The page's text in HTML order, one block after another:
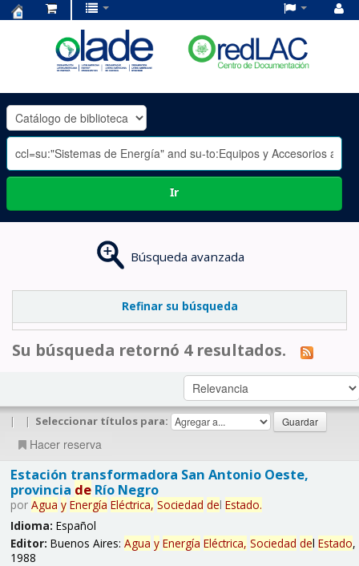
OLADE
-
Ir
Búsqueda avanzada
Refinar su búsqueda
Su búsqueda retornó 4 resultados.
| | Seleccionar títulos para:
Hacer reserva
Estación transformadora San Antonio Oeste,
provincia deRío Negro
por Agua y Energía Eléctrica, Sociedad del Estado.
Idioma: Español
Editor: Buenos Aires: Agua y Energía Eléctrica, Sociedad del Estado,
1988